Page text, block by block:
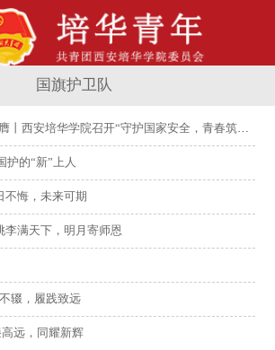
国旗护卫队
华学院召开“守护国家安全，青春筑牢国家安全防线”主题团日活动
护的“新”上人
不悔，未来可期
李满天下，明月寄师恩
辍，履践致远
高远，同耀新辉